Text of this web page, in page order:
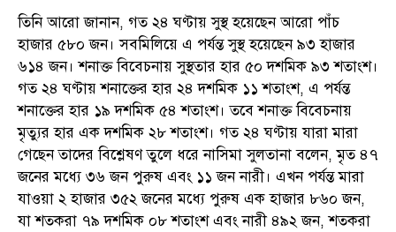
তিনি আরো জানান, গত ২৪ ঘণ্টায় সুস্থ হয়েছেন আরো পাঁচ
হাজার ৫৮০ জন। সবমিলিয়ে এ পর্যন্ত সুস্থ হয়েছেন ৯৩ হাজার
৬১৪ জন। শনাক্ত বিবেচনায় সুস্থতার হার ৫০ দশমিক ৯৩ শতাংশ।
গত ২৪ ঘণ্টায় শনাক্তের হার ২৪ দশমিক ১১ শতাংশ, এ পর্যন্ত
শনাক্তের হার ১৯ দশমিক ৫৪ শতাংশ। তবে শনাক্ত বিবেচনায়
মৃত্যুর হার এক দশমিক ২৮ শতাংশ। গত ২৪ ঘণ্টায় যারা মারা
গেছেন তাদের বিশ্লেষণ তুলে ধরে নাসিমা সুলতানা বলেন, মৃত ৪৭
জনের মধ্যে ৩৬ জন পুরুষ এবং ১১ জন নারী। এখন পর্যন্ত মারা
যাওয়া ২ হাজার ৩৫২ জনের মধ্যে পুরুষ এক হাজার ৮৬০ জন,
যা শতকরা ৭৯ দশমিক ০৮ শতাংশ এবং নারী ৪৯২ জন, শতকরা